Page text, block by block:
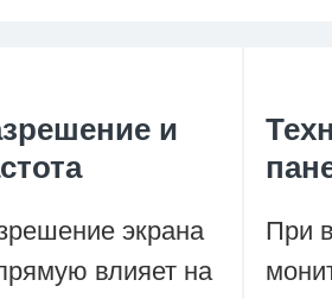
и
экрана
влияет на
При